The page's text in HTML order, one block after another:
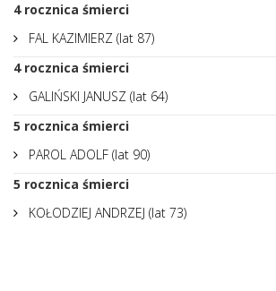
4rocznica śmierci
FAL KAZIMIERZ (lat 87)
4rocznica śmierci
GALIŃSKI JANUSZ (lat 64)
5 rocznica śmierci
PAROL ADOLF (lat 90)
5 rocznica śmierci
KOŁODZIEJ ANDRZEJ (lat 73)